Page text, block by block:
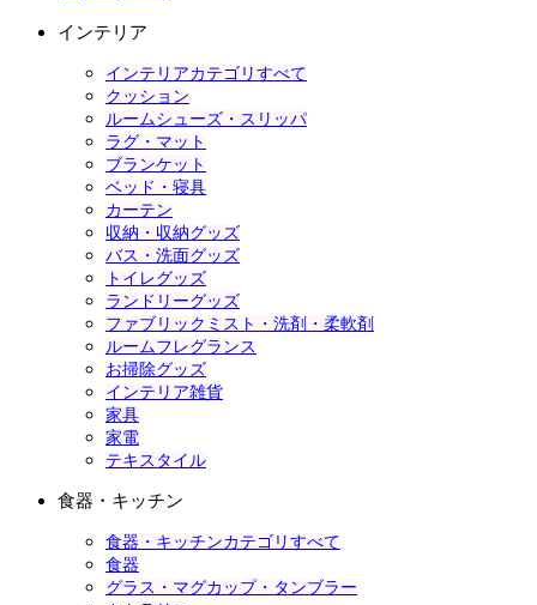
インテリア
インテリアカテゴリすべて
クッション
ルームシューズ・スリッパ
ラグ・マット
ブランケット
ベッド・寝具
カーテン
収納・収納グッズ
バス・洗面グッズ
トイレグッズ
ランドリーグッズ
ファブリックミスト・洗剤・柔軟剤
ルームフレグランス
お掃除グッズ
インテリア雑貨
家具
家電
テキスタイル
食器・キッチン
食器・キッチンカテゴリすべて
食器
グラス・マグカップ・タンブラー